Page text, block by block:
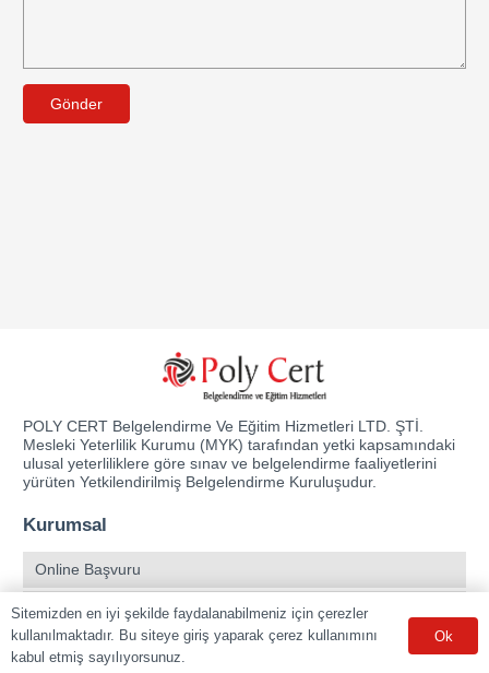
Gönder
POLY CERT Belgelendirme Ve Eğitim Hizmetleri LTD. ŞTİ.
Mesleki Yeterlilik Kurumu (MYK) tarafından yetki kapsamındaki
ulusal yeterliliklere göre sınav ve belgelendirme faaliyetlerini
yürüten Yetkilendirilmiş Belgelendirme Kuruluşudur.
Kurumsal
Online Başvuru
Ücret Listesi
Banka Hesap Bilgileri
Sitemizden en iyi şekilde faydalanabilmeniz için çerezler
kullanılmaktadır. Bu siteye giriş yaparak çerez kullanımını
kabul etmiş sayılıyorsunuz.
Ok